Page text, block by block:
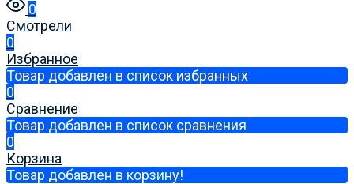
0
Смотрели
0
Избранное
Товар добавлен в список избранных
0
Сравнение
Товар добавлен в список сравнения
0
Корзина
Товар добавлен в корзину!